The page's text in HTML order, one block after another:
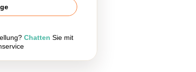
Chatten Sie mit